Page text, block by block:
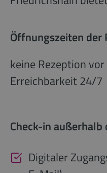
Öffnungszeiten der
keine Rezeption
Erreichbarkeit 24/7
Check-in
Digitaler